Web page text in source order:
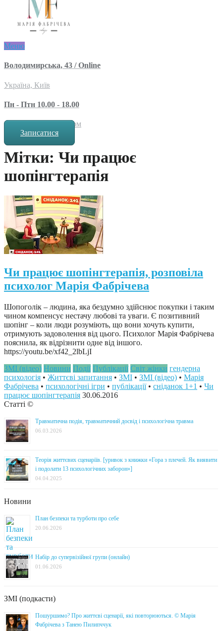
Меню
Володимирська, 43 / Online
Україна, Київ
Пн - Птн 10.00 - 18.00
за попереднім записом
Записатися
Мітки: Чи працює
шопінгтерапія
Чи працює шопінгтерапія, розповіла
психолог Марія Фабрічева
Шопоголік – людина, яка бездумно здійснює покупки і таким
чином компенсує нестачу любові та уваги. Є позитивний
шопінг – коли люди розуміють, що вони хочуть купити,
отримують задоволення від цього. Психолог Марія Фабрічева
пояснила, як відрізнити одне від іншого.
https://youtu.be/xf42_2lbLjI
ЗМІ (відео) Новини Події Публікації Світ жінки гендерна
психологія • Життєві запитання • ЗМІ • ЗМІ (відео) • Марія
Фабрічева • психологічні ігри • публікації• сніданок 1+1 • Чи
працює шопінгтерапія 30.06.2016
Статті ©
Травматична подія, травматичний досвід і психологічна травма
06.03.2026
Теорія життєвих сценаріїв. [уривок з книжки «Гора з плечей. Як виявити
і подолати 13 психологічних заборон»]
04.04.2025
Новини
План безпеки та турботи про себе
20.06.2026
Набір до супервізійної групи (онлайн)
01.06.2026
ЗМІ (подкасти)
Пошуршимо? Про життєві сценарії, які повторюються. © Марія
Фабрічева з Танею Пилипччук